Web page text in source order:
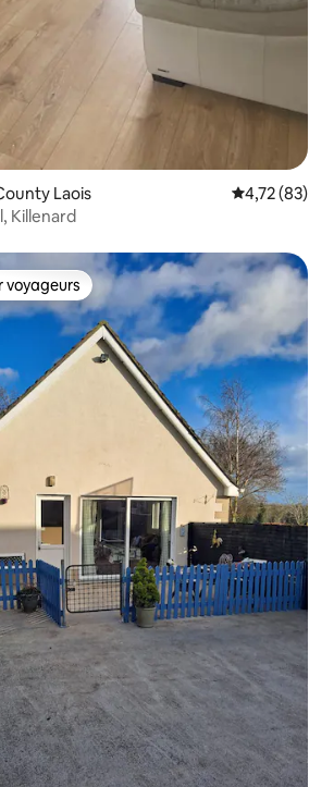
Laois Évaluation
4,72 (83)
Killenard
les plus appréciés